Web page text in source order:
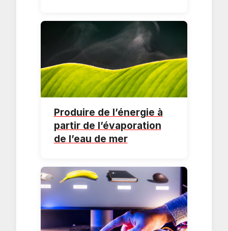
Produire de l’énergie à
partir de l’évaporation
de l’eau de mer